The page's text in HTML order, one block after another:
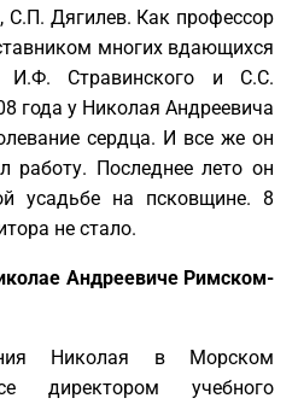
С.П. Дягилев. Как профессор
многих вдающихся
И.Ф. Стравинского и С.С.
года у Николая Андреевича
сердца. И все же он
работу. Последнее лето он
усадьбе на псковщине. 8
не стало.
Андреевиче Римском-
Николая в Морском
директором учебного